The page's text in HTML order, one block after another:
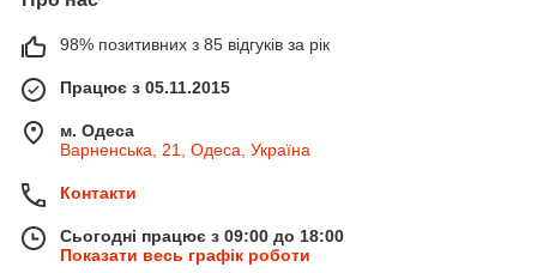
98% позитивних з 85 відгуків за рік
Працює з 05.11.2015
м. Одеса
Варненська, 21, Одеса, Україна
Контакти
Сьогодні працює з 09:00 до 18:00
Показати весь графік роботи